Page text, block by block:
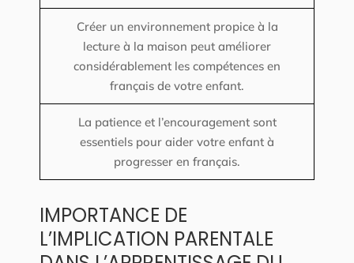
Créer un environnement propice à la
lecture à la maison peut améliorer
considérablement les compétences en
français de votre enfant.
La patience et l’encouragement sont
essentiels pour aider votre enfant à
progresser en français.
IMPORTANCE DE
L’IMPLICATION PARENTALE